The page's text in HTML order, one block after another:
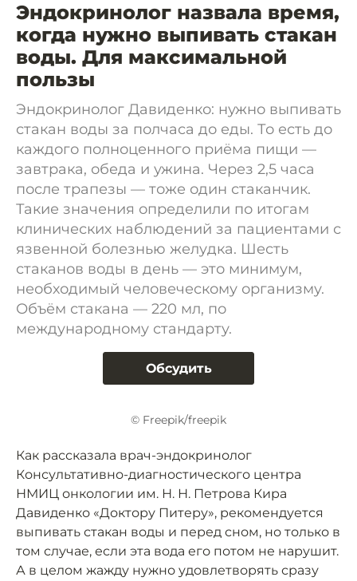
Эндокринолог назвала время,
когда нужно выпивать стакан
воды. Для максимальной
пользы
Эндокринолог Давиденко: нужно выпивать
стакан воды за полчаса до еды. То есть до
каждого полноценного приёма пищи —
завтрака, обеда и ужина. Через 2,5 часа
после трапезы — тоже один стаканчик.
Такие значения определили по итогам
клинических наблюдений за пациентами с
язвенной болезнью желудка. Шесть
стаканов воды в день — это минимум,
необходимый человеческому организму.
Объём стакана — 220 мл, по
международному стандарту.
Обсудить
© Freepik/freepik
Как рассказала врач-эндокринолог
Консультативно-диагностического центра
НМИЦ онкологии им. Н. Н. Петрова Кира
Давиденко «Доктору Питеру», рекомендуется
выпивать стакан воды и перед сном, но только в
том случае, если эта вода его потом не нарушит.
А в целом жажду нужно удовлетворять сразу